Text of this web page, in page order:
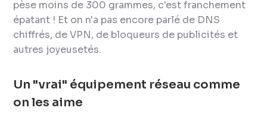
pèse moins de 300 grammes, c'est franchement
épatant ! Et on n'a pas encore parlé de DNS
chiffrés, de VPN, de bloqueurs de publicités et
autres joyeusetés.
Un "vrai" équipement réseau comme
on les aime